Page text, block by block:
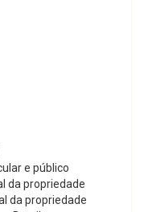
e público
da propriedade
da propriedade